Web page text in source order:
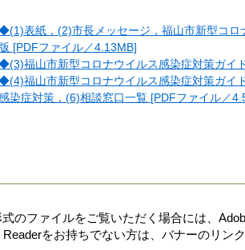
表紙，(2)市長メッセージ，福山市新型コロ
版 [PDFファイル／4.13MB]
福山市新型コロナウイルス感染症対策ガイ
福山市新型コロナウイルス感染症対策ガイ
染症対策，(6)相談窓口一覧 [PDFファイル／
のファイルをご覧いただく場合には、
Readerをお持ちでない方は、バナーのリン